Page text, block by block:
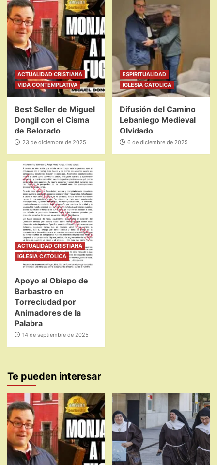
ACTUALIDAD CRISTIANA
VIDA CONTEMPLATIVA
Best Seller de Miguel
Dongil con el Cisma
de Belorado
23 de diciembre de 2025
ESPIRITUALIDAD
IGLESIA CATOLICA
Difusión del Camino
Lebaniego Medieval
Olvidado
6 de diciembre de 2025
ACTUALIDAD CRISTIANA
IGLESIA CATOLICA
Apoyo al Obispo de
Barbastro en
Torreciudad por
Animadores de la
Palabra
14 de septiembre de 2025
Te pueden interesar